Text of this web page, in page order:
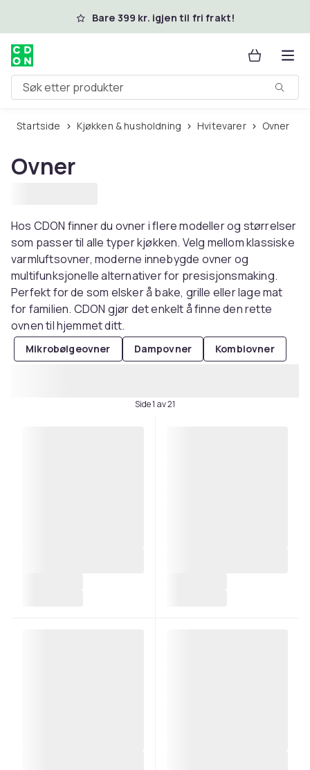
Hopp til hovedinnholdBare 399 kr. igjen til fri frakt!
Søk etter produkter
Startside Kjøkken & husholdning Hvitevarer Ovner
Ovner
Hos CDON finner du ovner i flere modeller og størrelser
som passer til alle typer kjøkken. Velg mellom klassiske
varmluftsovner, moderne innebygde ovner og
multifunksjonelle alternativer for presisjonsmaking.
Perfekt for de som elsker å bake, grille eller lage mat
for familien. CDON gjør det enkelt å finne den rette
ovnen til hjemmet ditt.
Mikrobølgeovner Dampovner Kombiovner
Side 1 av 21